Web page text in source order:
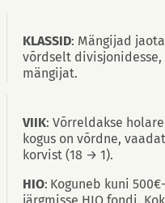
KLASSID: Mängijad
võrdselt divisjonidesse,
mängijat.
VIIK: Võrreldakse
kogus on võrdne,
korvist (18 → 1).
HIO: Koguneb kuni
järgmisse HIO fondi.